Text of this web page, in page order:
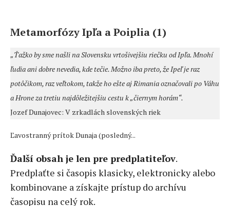
Metamorfózy Ipľa a Poiplia (1)
„Ťažko by sme našli na Slovensku vrtošivejšiu riečku od Ipľa. Mnohí
ľudia ani dobre nevedia, kde tečie. Možno iba preto, že Ipeľ je raz
potôčikom, raz veľtokom, takže ho ešte aj Rimania označo­vali po Váhu
a Hrone za tretiu najdôležitejšiu cestu k „čiernym horám“.
Jozef Dunajovec: V zrkadlách slovenských riek
Ľavostranný prítok Dunaja (posledný...
Ďalší obsah je len pre predplatiteľov.
Predplaťte si časopis klasicky, elektronicky alebo
kombinovane a získajte prístup do archívu
časopisu na celý rok.